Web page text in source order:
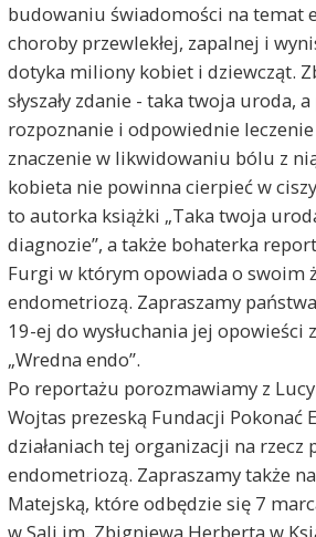
budowaniu świadomości na temat
choroby przewlekłej, zapalnej i
dotyka miliony kobiet i dziewcząt.
słyszały zdanie - taka twoja uroda,
rozpoznanie i odpowiednie
znaczenie w likwidowaniu bólu z
kobieta nie powinna cierpieć w
to autorka książki „Taka twoja
diagnozie”, a także bohaterka
Furgi w którym opowiada o swoim
endometriozą. Zapraszamy
19-ej do wysłuchania jej opowieści
„Wredna endo”.
Po reportażu porozmawiamy z
Wojtas prezeską Fundacji Pokonać
działaniach tej organizacji na rzecz
endometriozą. Zapraszamy także
Matejską, które odbędzie się 7